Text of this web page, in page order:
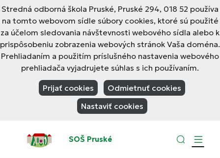
Stredná odborná škola Pruské, Pruské 294, 018 52 používa
na tomto webovom sídle súbory cookies, ktoré sú použité
za účelom sledovania návštevnosti webového sídla alebo k
prispôsobeniu zobrazenia webových stránok Vaša doména.
Prehliadaním a použitím príslušného nastavenia webového
prehliadača vyjadrujete súhlas s ich používaním.
Prijať cookies
Odmietnuť cookies
Nastaviť cookies
SOŠ Pruské